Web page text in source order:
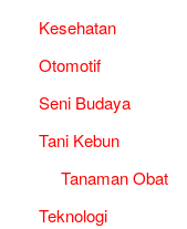
Kesehatan
Otomotif
Seni Budaya
Tani Kebun
Tanaman Obat
Teknologi